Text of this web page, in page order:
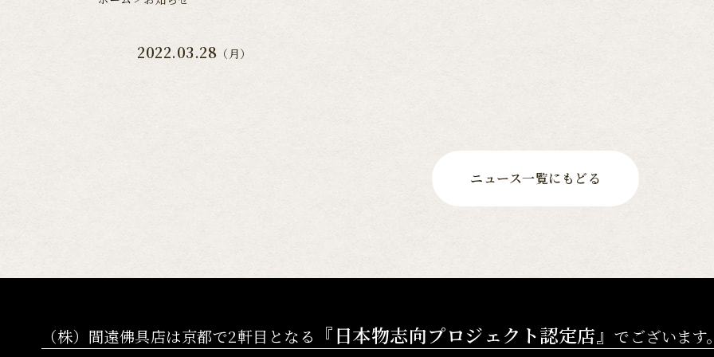
2022.03.28 （月）
ニュース一覧にもどる
（株）間遠佛具店は京都で2軒目となる 『日本物志向プロジェクト認定店』 でございます